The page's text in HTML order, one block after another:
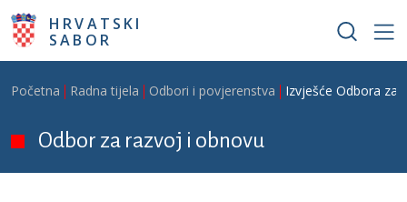
Skoči na glavni sadržaj
HRVATSKI
SABOR
Breadcrumb
Početna Radna tijela Odbori i povjerenstva Izvješće Odbora za
Odbor za razvoj i obnovu